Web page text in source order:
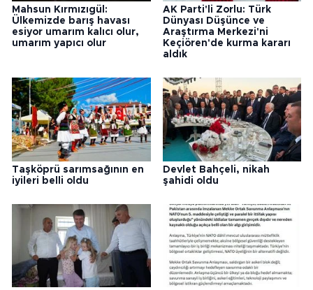
Mahsun Kırmızıgül:
Ülkemizde barış havası
esiyor umarım kalıcı olur,
umarım yapıcı olur
AK Parti'li Zorlu: Türk
Dünyası Düşünce ve
Araştırma Merkezi'ni
Keçiören'de kurma kararı
aldık
Taşköprü sarımsağının en
iyileri belli oldu
Devlet Bahçeli, nikah
şahidi oldu